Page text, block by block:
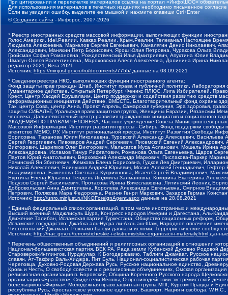
При цитировании и перепечатке материалов ссылка на портал «ИнфоШОС»
Для использования материалов в печатных изданиях необходимо письменное
Если вы увидели ошибку, выделите ее мышкой и нажмите клавиши Ctrl+Enter
©Создание сайта - Инфорос, 2007-2026
* Реестр иностранных средств массовой информации, выполняющих функции
Голос Америки, Idel.Реалии, Кавказ.Реалии, Крым.Реалии, Телеканал Настоящее
Людмила Алексеевна, Маркелов Сергей Евгеньевич, Камалягин Денис Николаевич,
Александрович, Маняхин Петр Борисович, Ярош Юлия Петровна, Чуракова Ольга
Гройсман Софья Романовна, Рождественский Илья Дмитриевич, Апухтина Юлия
Шмагун Олеся Валентиновна, Мароховская Алеся Алексеевна, Долинина Ирина
редактор 2021, Вега 2021
Источник: https://minjust.gov.ru/ru/documents/7755/ данные на 03.09.2021
* Сведения реестра НКО, выполняющих функции иностранного агента:
Фонд защиты прав граждан Штаб, Институт права и публичной политики,
Гуманитарное действие, Открытый Петербург, Феникс ПЛЮС, Лига Избирателей,
Крест, Центр Хасдей Ерушалаим, Центр поддержки и содействия развитию средств
информационных инициатив Действие, ВМЕСТЕ, Благотворительный фонд охраны
Так, центр Сова, центр Анна, Проект Апрель, Самарская губерния, Эра здоровья,
защиты СИБАЛЬТ, Уральская правозащитная группа, Женщины Евразии, Рязанский
человека, Дальневосточный центр развития гражданских инициатив и социального
АКАДЕМИЯ ПО ПРАВАМ ЧЕЛОВЕКА, Частное учреждение Совета Министров северных
Массовой Информации, Институт развития прессы - Сибирь, Фонд поддержки
агентство МЕМО. РУ, Институт региональной прессы, Институт Развития Свободы
Борисовна, Таранова Юлия Николаевна, Туровский Александр Алексеевич,
Сергей Георгиевич, Пивоваров Андрей Сергеевич, Писемский Евгений
Викторович, Шарипков Олег Викторович, Мальсагов Муса Асланович, Мошель Ирина
Александровна, Исламов Тимур Рифгатович, Романова Ольга Евгеньевна, Щаров
Паутов Юрий Анатольевич, Верховский Александр Маркович, Пислакова-Паркер
Рачинский Ян Збигневич, Жемкова Елена Борисовна, Гудков Лев Дмитриевич,
Николай Алексеевич, Блинушов Андрей Юрьевич, Мосин Алексей Геннадьевич,
Владимировна, Баженова Светлана Куприяновна, Исаев Сергей Владимирович,
Буртина Елена Юрьевна, Гендель Людмила Залмановна, Кокорина Екатерина
Подузов Сергей Васильевич, Протасова Ирина Вячеславовна, Литинский Леонид
Добровольская Анна Дмитриевна, Королева Александра Евгеньевна, Смирнов
Петрович, Полякова Мара Федоровна, Резник Генри Маркович, Захаров Герман
Источник: http://unro.minjust.ru/NKOForeignAgent.aspx данные на 28.08.2021
* Единый федеральный список организаций, в том числе иностранных и
Высший военный Маджлисуль Шура, Конгресс народов Ичкерии и Дагестана, Аль-
Движение Талибан, Исламская партия Туркестана, Общество социальных реформ,
Исламское государство, Джабха аль-Нусра ли-Ахль аш-Шам, Народное ополчение
Чистопольский Джамаат, Рохнамо ба суи давлати исломи, Террористическое
Источник: http://nac.gov.ru/terroristicheskie-i-ekstremistskie-organizacii-i-materialy.html
* Перечень общественных объединений и религиозных организаций в отношении
Национал-большевистская партия, ВЕК РА, Рада земли Кубанской Духовно Родовой
Староверов-Инглингов, Нурджулар, К Богодержавию, Таблиги Джамаат, Русское
славян, Ат-Такфир Валь-Хиджра, Пит Буль, Национал-социалистическая рабочая
Череповца, Духовно-Родовая Держава Русь, Русское национальное единство,
Кровь и Честь, О свободе совести и о религиозных объединениях, Омская
религиозная организация п. Боровский, Община Коренного Русского народа
организация «Братство», Свидетели Иеговы, О противодействии экстремистской
болельщиков «Фирма», Молодежная правозащитная группа МПГ, Курсом Правды и
республика Русь, Арестантское уголовное единство, Башкорт, Нация и свобода,